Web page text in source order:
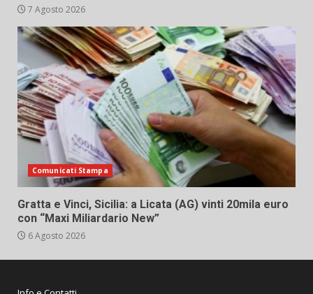
7 Agosto 2026
Comunicati Stampa
Gratta e Vinci, Sicilia: a Licata (AG) vinti 20mila euro
con “Maxi Miliardario New”
6 Agosto 2026